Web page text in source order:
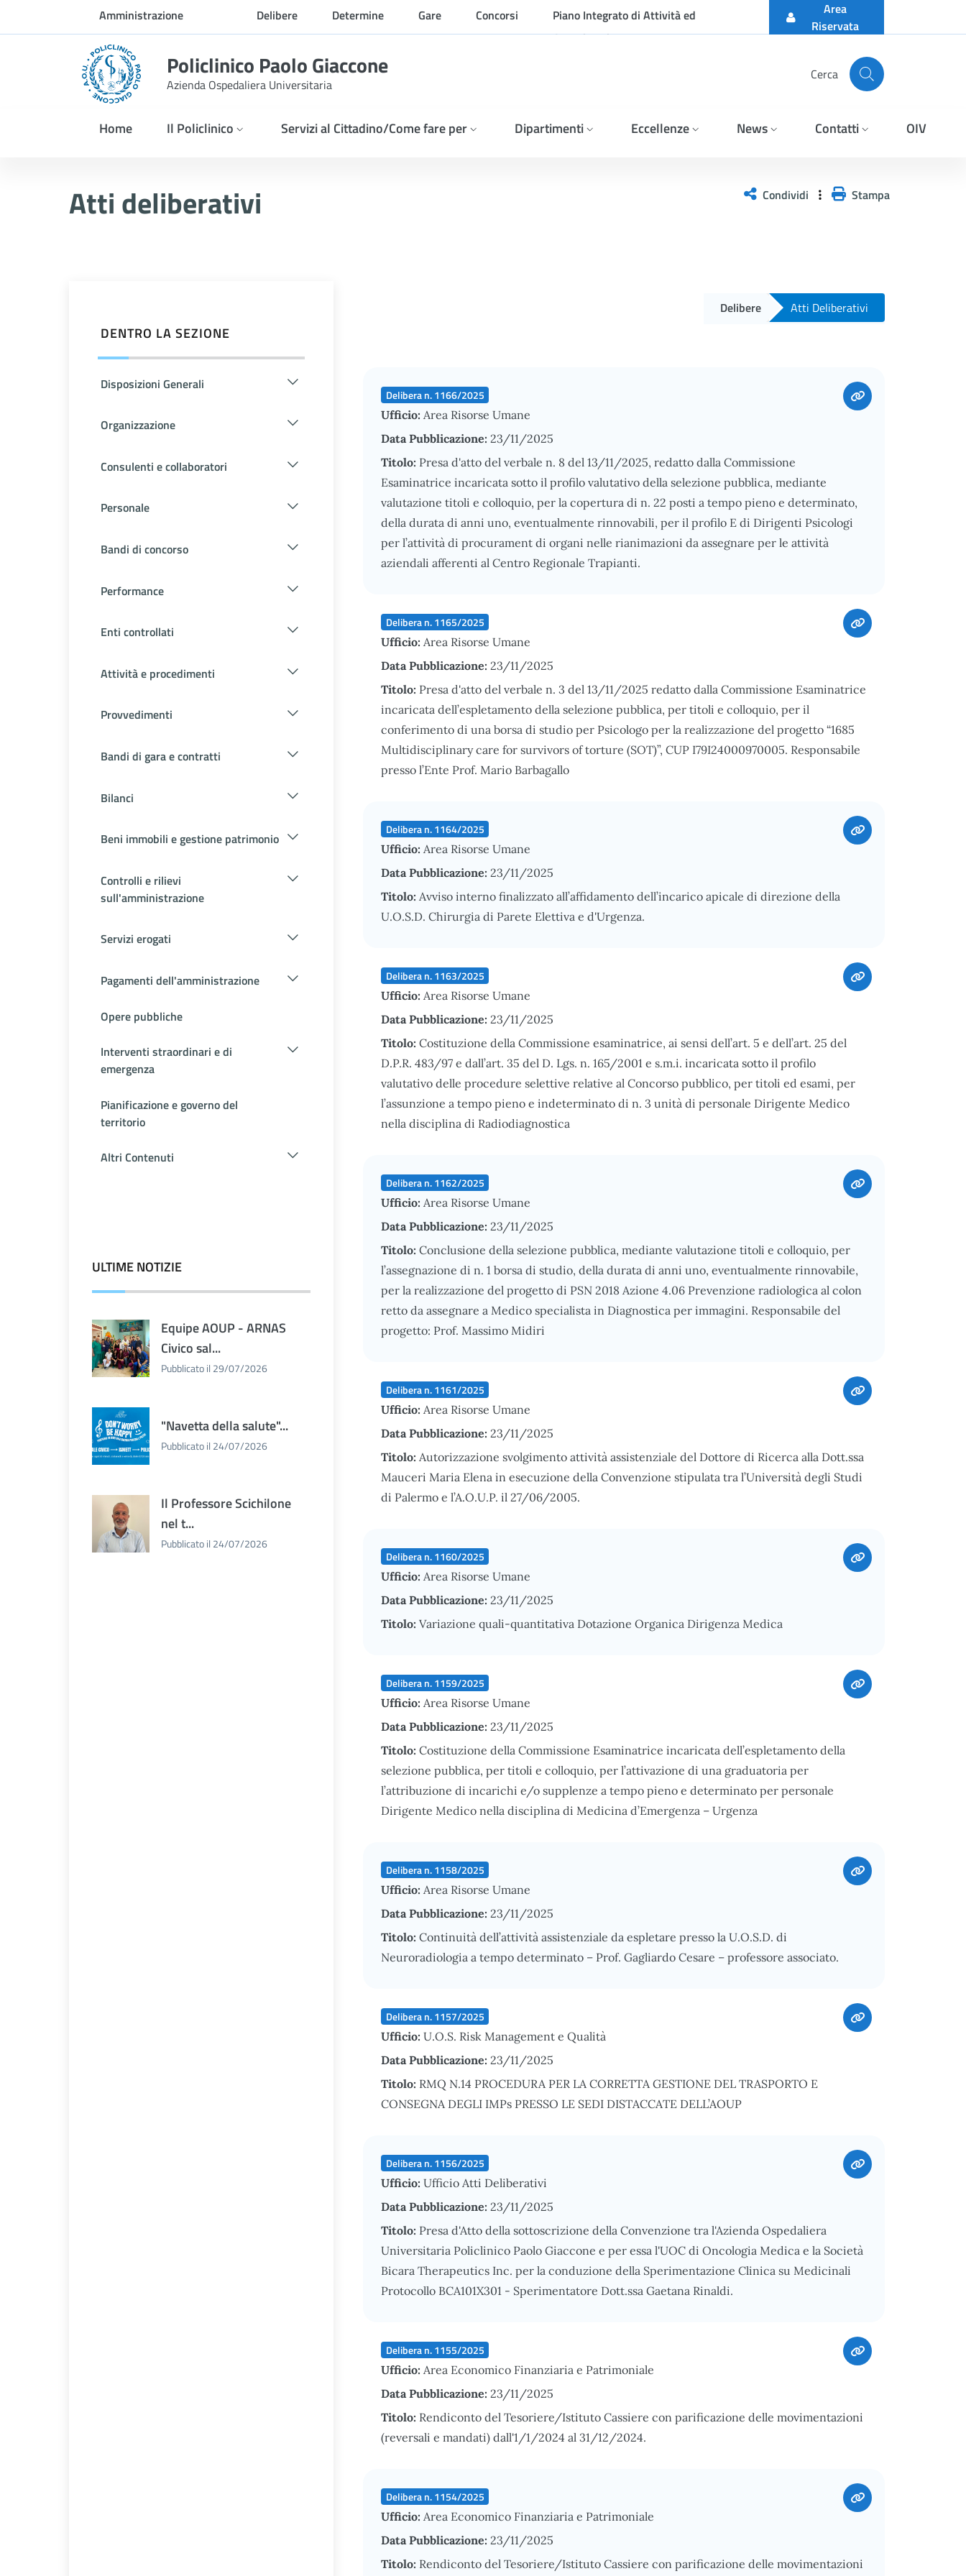
Skip to Main ContentAmministrazione
trasparente
Delibere Determine Gare Concorsi
Piano Integrato di Attività ed
Organizzazione
Area
Riservata
Policlinico Paolo Giaccone
Azienda Ospedaliera Universitaria
Cerca
Home Il Policlinico Servizi al Cittadino/Come fare per Dipartimenti Eccellenze News Contatti OIV
Atti deliberativi Condividi Stampa
DENTRO LA SEZIONE
Disposizioni Generali
Organizzazione
Consulenti e collaboratori
Personale
Bandi di concorso
Performance
Enti controllati
Attività e procedimenti
Provvedimenti
Bandi di gara e contratti
Bilanci
Beni immobili e gestione patrimonio
Controlli e rilievi
sull'amministrazione
Servizi erogati
Pagamenti dell'amministrazione
Opere pubbliche
Interventi straordinari e di
emergenza
Pianificazione e governo del
territorio
Altri Contenuti
ULTIME NOTIZIE
Equipe AOUP - ARNAS
Civico sal...
Pubblicato il 29/07/2026
"Navetta della salute"...
Pubblicato il 24/07/2026
Il Professore Scichilone
nel t...
Pubblicato il 24/07/2026
Delibere Atti Deliberativi
Delibera n. 1166/2025
Ufficio: Area Risorse Umane
Data Pubblicazione: 23/11/2025
Titolo: Presa d'atto del verbale n. 8 del 13/11/2025, redatto dalla Commissione
Esaminatrice incaricata sotto il profilo valutativo della selezione pubblica, mediante
valutazione titoli e colloquio, per la copertura di n. 22 posti a tempo pieno e determinato,
della durata di anni uno, eventualmente rinnovabili, per il profilo E di Dirigenti Psicologi
per l’attività di procurament di organi nelle rianimazioni da assegnare per le attività
aziendali afferenti al Centro Regionale Trapianti.
Delibera n. 1165/2025
Ufficio: Area Risorse Umane
Data Pubblicazione: 23/11/2025
Titolo: Presa d'atto del verbale n. 3 del 13/11/2025 redatto dalla Commissione Esaminatrice
incaricata dell’espletamento della selezione pubblica, per titoli e colloquio, per il
conferimento di una borsa di studio per Psicologo per la realizzazione del progetto “1685
Multidisciplinary care for survivors of torture (SOT)”, CUP I79I24000970005. Responsabile
presso l’Ente Prof. Mario Barbagallo
Delibera n. 1164/2025
Ufficio: Area Risorse Umane
Data Pubblicazione: 23/11/2025
Titolo: Avviso interno finalizzato all’affidamento dell’incarico apicale di direzione della
U.O.S.D. Chirurgia di Parete Elettiva e d'Urgenza.
Delibera n. 1163/2025
Ufficio: Area Risorse Umane
Data Pubblicazione: 23/11/2025
Titolo: Costituzione della Commissione esaminatrice, ai sensi dell’art. 5 e dell’art. 25 del
D.P.R. 483/97 e dall’art. 35 del D. Lgs. n. 165/2001 e s.m.i. incaricata sotto il profilo
valutativo delle procedure selettive relative al Concorso pubblico, per titoli ed esami, per
l’assunzione a tempo pieno e indeterminato di n. 3 unità di personale Dirigente Medico
nella disciplina di Radiodiagnostica
Delibera n. 1162/2025
Ufficio: Area Risorse Umane
Data Pubblicazione: 23/11/2025
Titolo: Conclusione della selezione pubblica, mediante valutazione titoli e colloquio, per
l’assegnazione di n. 1 borsa di studio, della durata di anni uno, eventualmente rinnovabile,
per la realizzazione del progetto di PSN 2018 Azione 4.06 Prevenzione radiologica al colon
retto da assegnare a Medico specialista in Diagnostica per immagini. Responsabile del
progetto: Prof. Massimo Midiri
Delibera n. 1161/2025
Ufficio: Area Risorse Umane
Data Pubblicazione: 23/11/2025
Titolo: Autorizzazione svolgimento attività assistenziale del Dottore di Ricerca alla Dott.ssa
Mauceri Maria Elena in esecuzione della Convenzione stipulata tra l’Università degli Studi
di Palermo e l’A.O.U.P. il 27/06/2005.
Delibera n. 1160/2025
Ufficio: Area Risorse Umane
Data Pubblicazione: 23/11/2025
Titolo: Variazione quali-quantitativa Dotazione Organica Dirigenza Medica
Delibera n. 1159/2025
Ufficio: Area Risorse Umane
Data Pubblicazione: 23/11/2025
Titolo: Costituzione della Commissione Esaminatrice incaricata dell’espletamento della
selezione pubblica, per titoli e colloquio, per l’attivazione di una graduatoria per
l’attribuzione di incarichi e/o supplenze a tempo pieno e determinato per personale
Dirigente Medico nella disciplina di Medicina d’Emergenza – Urgenza
Delibera n. 1158/2025
Ufficio: Area Risorse Umane
Data Pubblicazione: 23/11/2025
Titolo: Continuità dell’attività assistenziale da espletare presso la U.O.S.D. di
Neuroradiologia a tempo determinato – Prof. Gagliardo Cesare – professore associato.
Delibera n. 1157/2025
Ufficio: U.O.S. Risk Management e Qualità
Data Pubblicazione: 23/11/2025
Titolo: RMQ N.14 PROCEDURA PER LA CORRETTA GESTIONE DEL TRASPORTO E
CONSEGNA DEGLI IMPs PRESSO LE SEDI DISTACCATE DELL’AOUP
Delibera n. 1156/2025
Ufficio: Ufficio Atti Deliberativi
Data Pubblicazione: 23/11/2025
Titolo: Presa d'Atto della sottoscrizione della Convenzione tra l'Azienda Ospedaliera
Universitaria Policlinico Paolo Giaccone e per essa l'UOC di Oncologia Medica e la Società
Bicara Therapeutics Inc. per la conduzione della Sperimentazione Clinica su Medicinali
Protocollo BCA101X301 - Sperimentatore Dott.ssa Gaetana Rinaldi.
Delibera n. 1155/2025
Ufficio: Area Economico Finanziaria e Patrimoniale
Data Pubblicazione: 23/11/2025
Titolo: Rendiconto del Tesoriere/Istituto Cassiere con parificazione delle movimentazioni
(reversali e mandati) dall'1/1/2024 al 31/12/2024.
Delibera n. 1154/2025
Ufficio: Area Economico Finanziaria e Patrimoniale
Data Pubblicazione: 23/11/2025
Titolo: Rendiconto del Tesoriere/Istituto Cassiere con parificazione delle movimentazioni